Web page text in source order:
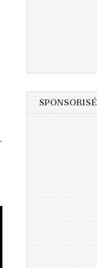
SPONSORISÉ